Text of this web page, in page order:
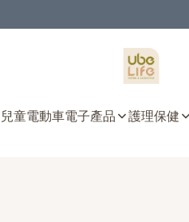
兒童電動車電子產品 護理保健